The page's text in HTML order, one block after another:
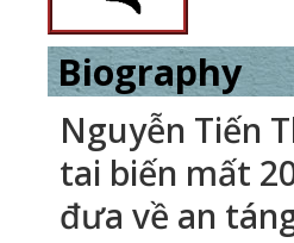
Biography
Nguyễn Tiến
tai biến mất
đưa về an